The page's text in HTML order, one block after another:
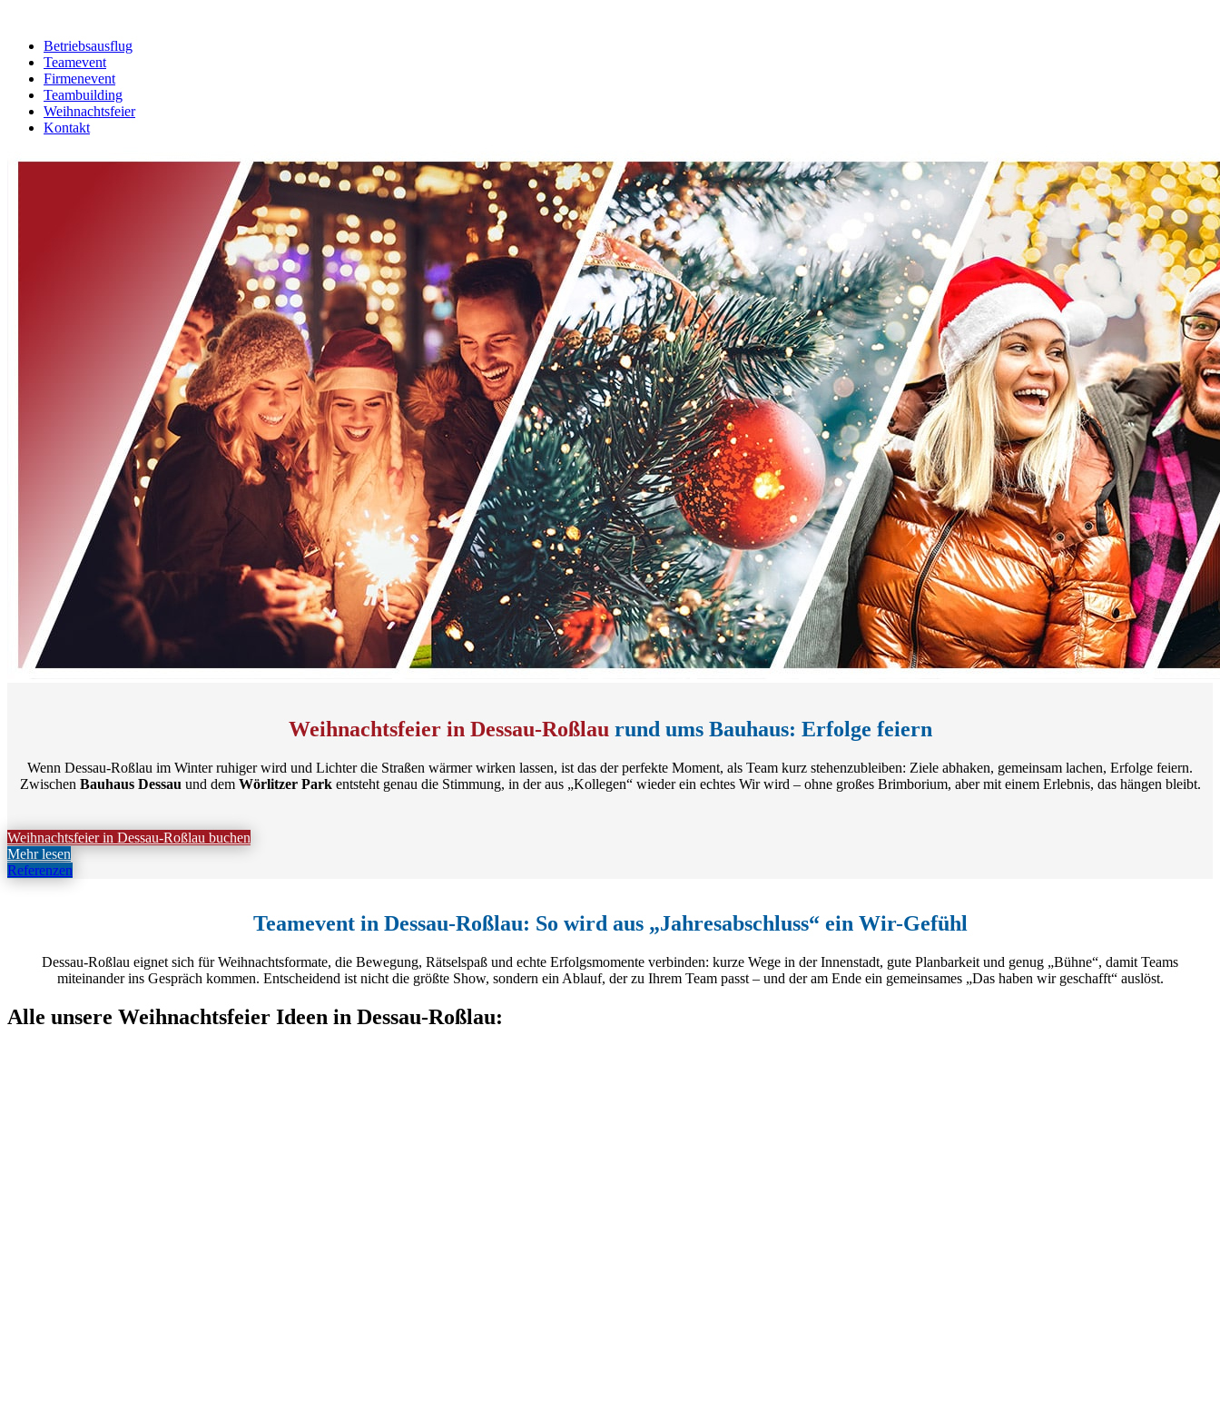
Betriebsausflug
Teamevent
Firmenevent
Teambuilding
Weihnachtsfeier
Kontakt
Weihnachtsfeier in Dessau-Roßlau rund ums Bauhaus: Erfolge feiern
Wenn Dessau-Roßlau im Winter ruhiger wird und Lichter die Straßen wärmer wirken lassen, ist das der perfekte Moment, als Team kurz stehenzubleiben: Ziele abhaken, gemeinsam lachen, Erfolge feiern.
Zwischen Bauhaus Dessau und dem Wörlitzer Parkentsteht genau die Stimmung, in der aus „Kollegen“ wieder ein echtes Wir wird – ohne großes Brimborium, aber mit einem Erlebnis, das hängen bleibt.
Weihnachtsfeier in Dessau-Roßlau buchen
Mehr lesen
Referenzen
Teamevent in Dessau-Roßlau: So wird aus „Jahresabschluss“ ein Wir-Gefühl
Dessau-Roßlau eignet sich für Weihnachtsformate, die Bewegung, Rätselspaß und echte Erfolgsmomente verbinden: kurze Wege in der Innenstadt, gute Planbarkeit und genug „Bühne“, damit Teams
miteinander ins Gespräch kommen. Entscheidend ist nicht die größte Show, sondern ein Ablauf, der zu Ihrem Team passt – und der am Ende ein gemeinsames „Das haben wir geschafft“ auslöst.
Alle unsere Weihnachtsfeier Ideen in Dessau-Roßlau: